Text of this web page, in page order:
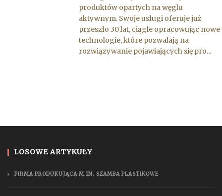
produktów opartych na węglu
aktywnym. Swoje usługi oferuje już
przeszło 30 lat, ciągle opracowując nowe
technologie, które pozwalają na
rozwiązywanie pojawiających się pro...
LOSOWE ARTYKUŁY
FIRMA PRODUKUJĄCA M.IN. SZAMBA PLASTIKOWE